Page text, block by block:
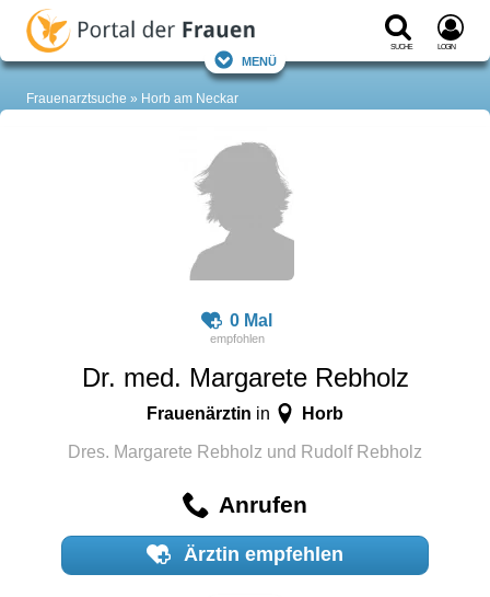
Suche Login
Menü
Frauenarztsuche Horb am Neckar
0 Mal
Dr. med. Margarete Rebholz
Frauenärztin in Horb
Dres. Margarete Rebholz und Rudolf Rebholz
Anrufen
Ärztin empfehlen